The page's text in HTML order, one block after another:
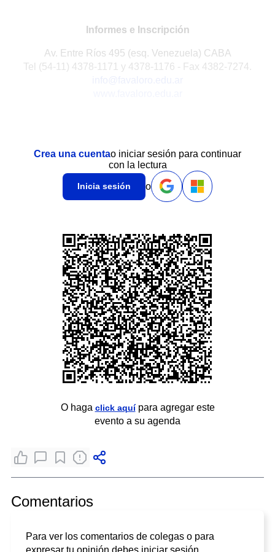
Informes e Inscripción
Av. Entre Ríos 495 (esq. Venezuela) CABA
Tel (54-11) 4378-1171 y 4378-1176 - Fax 4382-7274.
Crea una cuentao iniciar sesión para continuar
con la lectura
Inicia sesión o
O haga click aquípara agregar este
evento a su agenda
Comentarios
Para ver los comentarios de colegas o para
expresar tu opinión debes iniciar sesión